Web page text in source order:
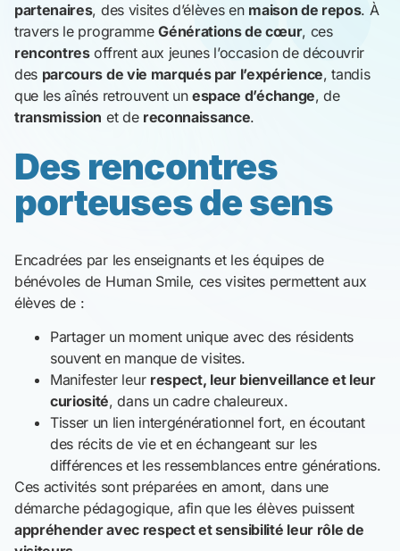
partenaires, des visites d’élèves en maison de repos. À
travers le programmeGénérations de cœur, ces
rencontresoffrent aux jeunes l’occasion de découvrir
des parcours de vie marqués par l’expérience, tandis
que les aînés retrouvent unespace d’échange, de
transmission et de reconnaissance.
Des rencontres
porteuses de sens
Encadrées par les enseignants et les équipes de
bénévoles de Human Smile, ces visites permettent aux
élèves de :
Partager un moment unique avec des résidents
souvent en manque de visites.
Manifester leur respect, leur bienveillance et leur
curiosité, dans un cadre chaleureux.
Tisser un lien intergénérationnel fort, en écoutant
des récits de vie et en échangeant sur les
différences et les ressemblances entre générations.
Ces activités sont préparées en amont, dans une
démarche pédagogique, afin que les élèves puissent
appréhender avec respect et sensibilité leur rôle de